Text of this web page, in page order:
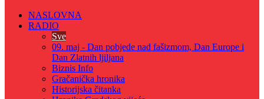
NASLOVNA
RADIO
Sve
09. maj - Dan pobjede nad fašizmom, Dan Europe i
Dan Zlatnih ljiljana
Biznis Info
Gračanička hronika
Historijska čitanka